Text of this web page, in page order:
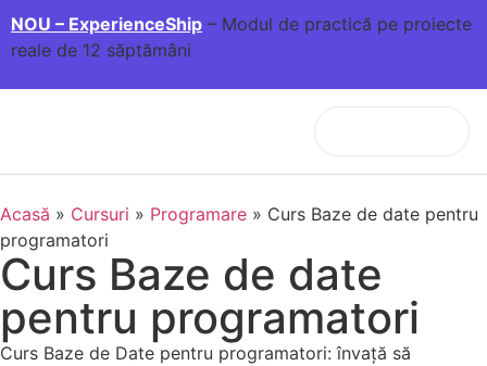
NOU – ExperienceShip – Modul de practică pe proiecte
reale de 12 săptămâni
Acasă » Cursuri » Programare » Curs Baze de date pentru
programatori
Curs Baze de date
pentru programatori
Curs Baze de Date pentru programatori: învață să